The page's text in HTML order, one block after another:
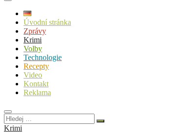
Úvodní stránka
Zprávy
Krimi
Volby
Technologie
Recepty
Video
Kontakt
Reklama
Hledej
…
Krimi